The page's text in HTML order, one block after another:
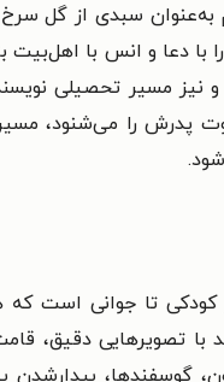
به‌عنوان سبدی از گل
دعا و انس با
مسیر تحصیلی
پدرش را می‌شنود،
تا جوانی است
تصویرهایی دقیق،
بیدارشدن